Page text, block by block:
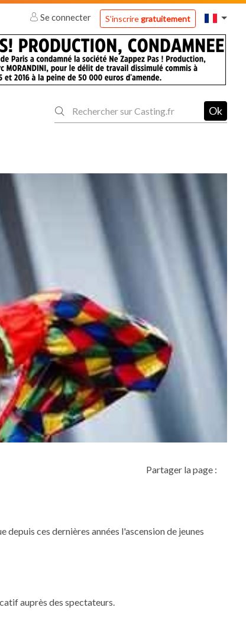
Se connecter S'inscriregratuitement
Ok
Partager la page :
ces dernières années l'ascension de jeunes
auprès des spectateurs.